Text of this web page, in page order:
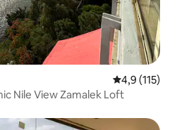
4,9 af 5 í
4,9 (115)
Nile View Zamalek Loft